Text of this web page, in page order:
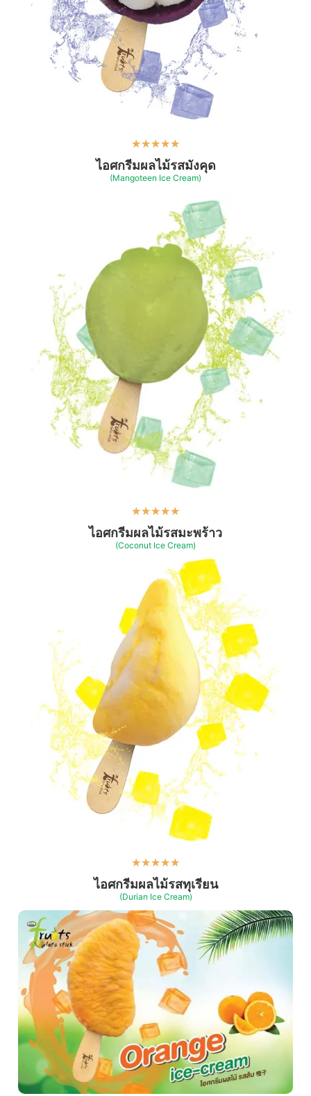
★★★★★
ไอศกรีมผลไม้รสมังคุด
(Mangoteen Ice Cream)
★★★★★
ไอศกรีมผลไม้รสมะพร้าว
(Coconut Ice Cream)
★★★★★
ไอศกรีมผลไม้รสทุเรียน
(Durian Ice Cream)